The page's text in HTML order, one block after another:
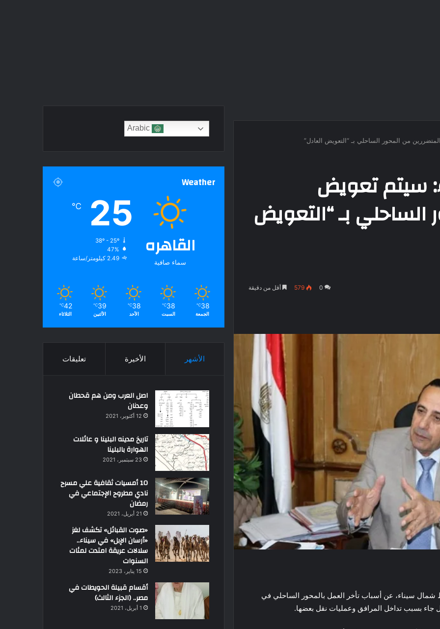
من المحور الساحلي بـ “التعويض العادل”
سيتم تعويض
الساحلي بـ “التعويض
0
579 أقل من دقيقة
سيناء، عن أسباب تأخر العمل بالمحور الساحلي في
جاء بسبب تداخل المرافق وعمليات نقل بعضها.
Arabic
Weather
القاهره
سماء صافية
25
℃
38º - 25º
47%
2.49 كيلومتر/ساعة
38
℃
الجمعة
38
℃
السبت
38
℃
الأحد
39
℃
الأثنين
42
℃
الثلاثاء
الأشهر الأخيرة تعليقات
اصل العرب ومن هم قحطان
وعدنان
12 أكتوبر، 2021
تاريخ مدينه البلينا و عائلات
الهوارة بالبلينا
23 سبتمبر، 2021
10 أمسيات ثقافية علي مسرح
نادي مطروح الإجتماعي في
رمضان
21 أبريل، 2021
«صوت القبائل» تكشف لغز
«أرسان الإبل» في سيناء..
سلالات عريقة امتدت لمئات
السنوات
15 يناير، 2023
أقسام قبيلة الحويطات في
مصر.. (الجزء الثالث)
1 أبريل، 2021